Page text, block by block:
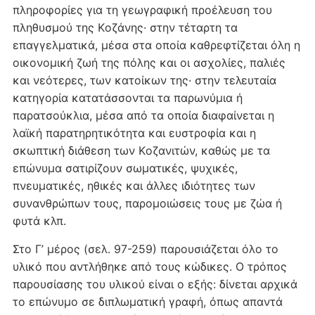
πληροφορίες για τη γεωγραφική προέλευση του
πληθυσμού της Kοζάνης· στην τέταρτη τα
επαγγελματικά, μέσα στα οποία καθρεφτίζεται όλη η
οικονομική ζωή της πόλης και οι ασχολίες, παλιές
και νεότερες, των κατοίκων της· στην τελευταία
κατηγορία κατατάσσονται τα παρωνύμια ή
παρατσούκλια, μέσα από τα οποία διαφαίνεται η
λαϊκή παρατηρητικότητα και ευστροφία και η
σκωπτική διάθεση των Kοζανιτών, καθώς με τα
επώνυμα σατιρίζουν σωματικές, ψυχικές,
πνευματικές, ηθικές και άλλες ιδιότητες των
συνανθρώπων τους, παρομοιώσεις τους με ζώα ή
φυτά κλπ.
Στο Γ’ μέρος (σελ. 97-259) παρουσιάζεται όλο το
υλικό που αντλήθηκε από τους κώδικες. O τρόπος
παρουσίασης του υλικού είναι ο εξής: δίνεται αρχικά
το επώνυμο σε διπλωματική γραφή, όπως απαντά